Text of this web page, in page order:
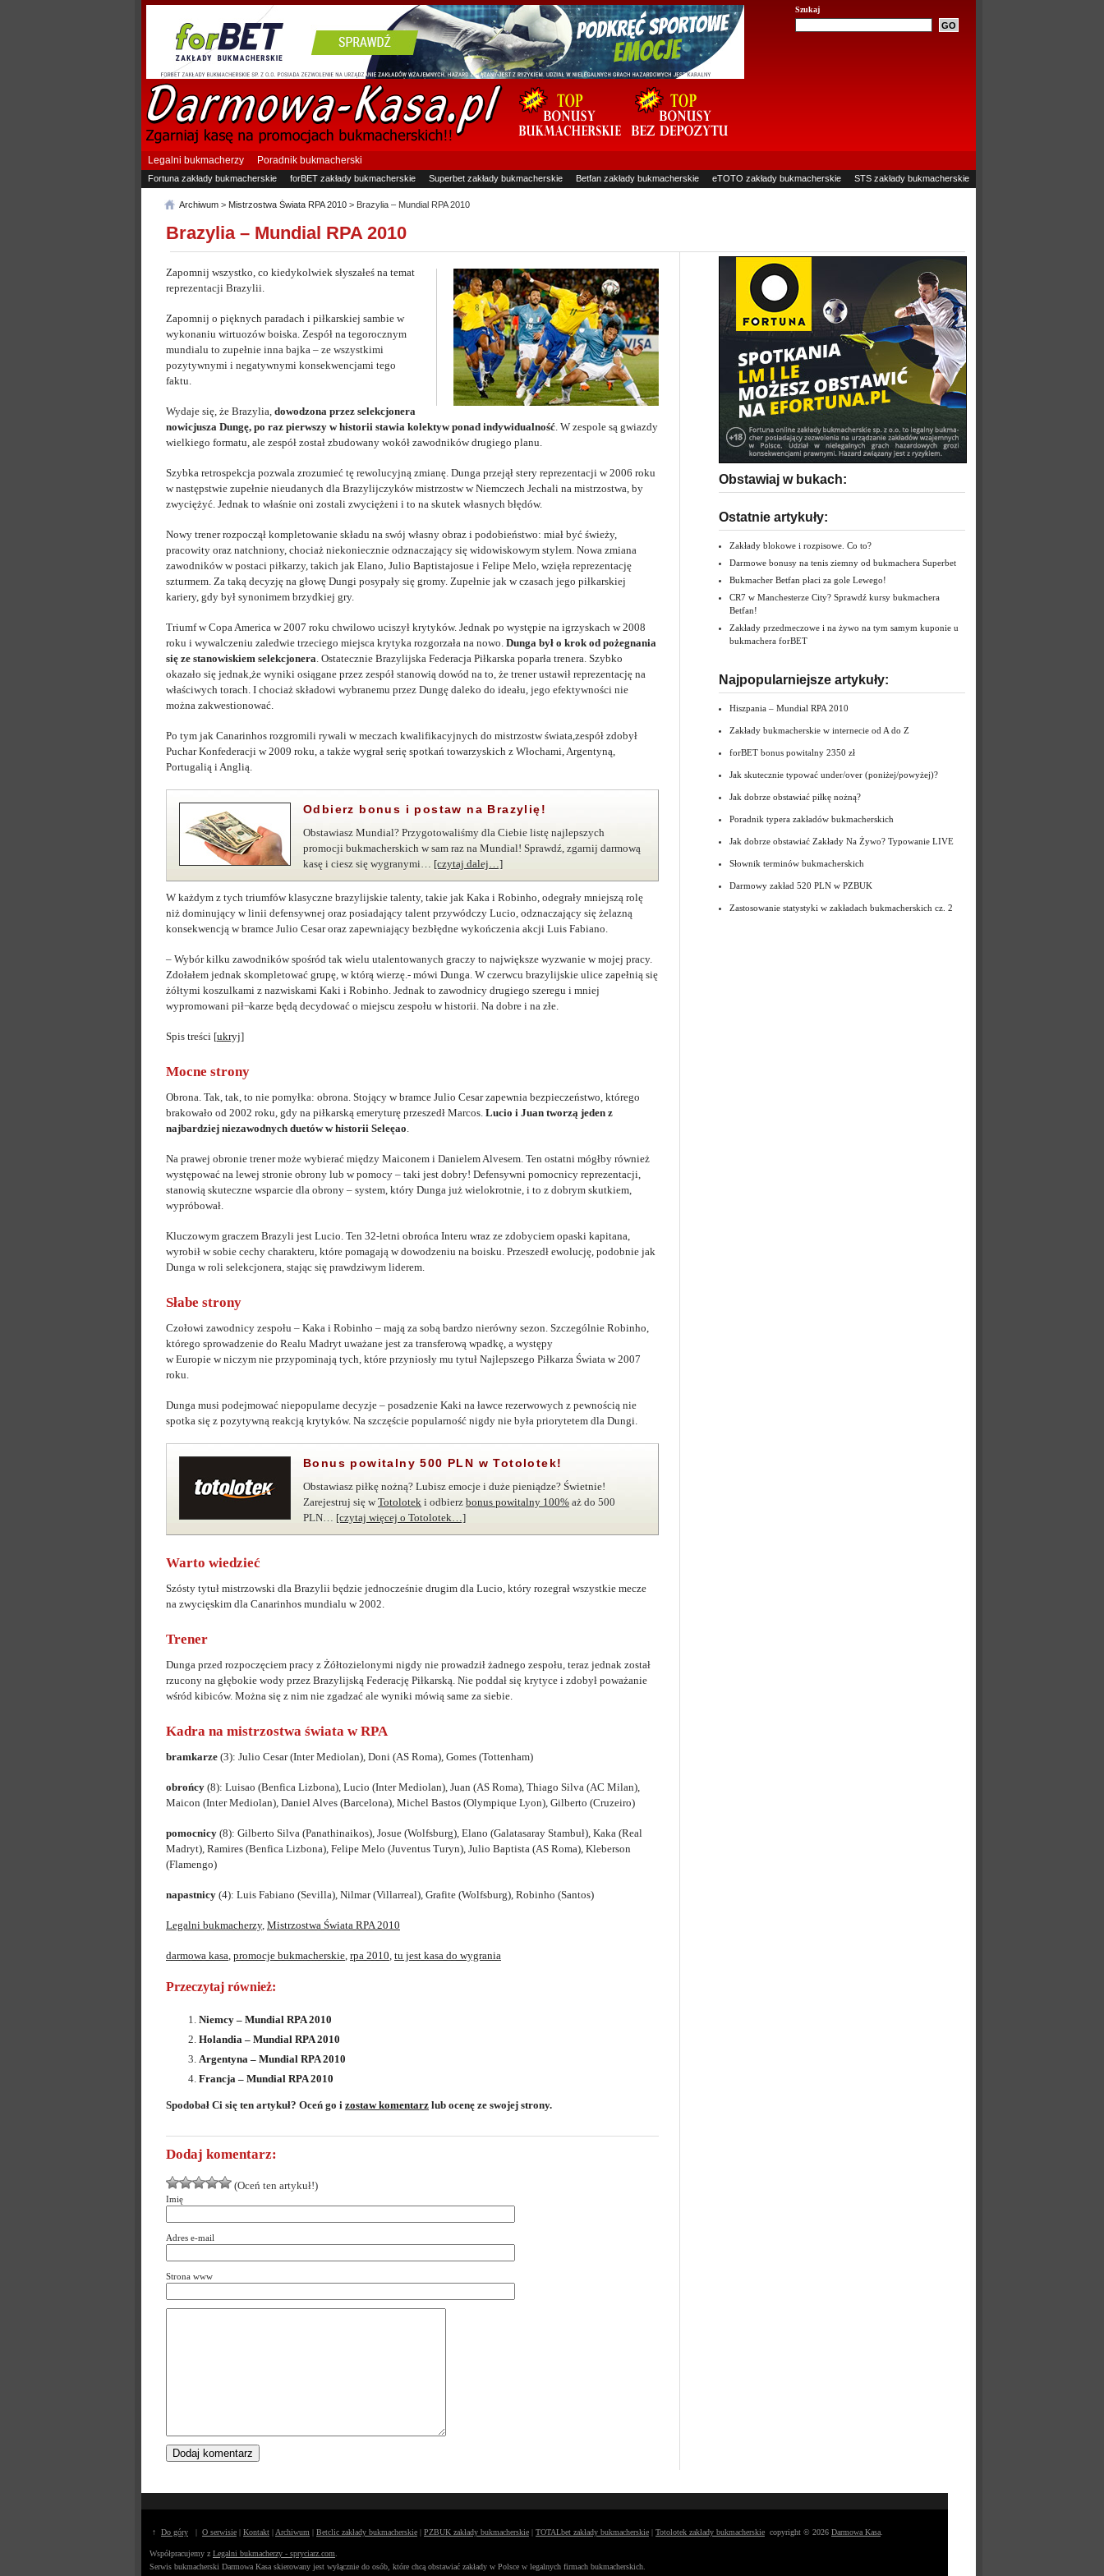
Szukaj
Legalni bukmacherzy Poradnik bukmacherski
Fortuna zakłady bukmacherskie forBET zakłady bukmacherskie Superbet zakłady bukmacherskie Betfan zakłady bukmacherskie eTOTO zakłady bukmacherskie STS zakłady bukmacherskie
Archiwum > Mistrzostwa Świata RPA 2010 > Brazylia – Mundial RPA 2010
Brazylia – Mundial RPA 2010
Zapomnij wszystko, co kiedykolwiek słyszałeś na temat
reprezentacji Brazylii.
Zapomnij o pięknych paradach i piłkarskiej sambie w
wykonaniu wirtuozów boiska. Zespół na tegorocznym
mundialu to zupełnie inna bajka – ze wszystkimi
pozytywnymi i negatywnymi konsekwencjami tego
faktu.
Wydaje się, że Brazylia, dowodzona przez selekcjonera
nowicjusza Dungę, po raz pierwszy w historii stawia kolektyw ponad indywidualność. W zespole są gwiazdy
wielkiego formatu, ale zespół został zbudowany wokół zawodników drugiego planu.
Szybka retrospekcja pozwala zrozumieć tę rewolucyjną zmianę. Dunga przejął stery reprezentacji w 2006 roku
w następstwie zupełnie nieudanych dla Brazylijczyków mistrzostw w Niemczech Jechali na mistrzostwa, by
zwyciężyć. Jednak to właśnie oni zostali zwyciężeni i to na skutek własnych błędów.
Nowy trener rozpoczął kompletowanie składu na swój własny obraz i podobieństwo: miał być świeży,
pracowity oraz natchniony, chociaż niekoniecznie odznaczający się widowiskowym stylem. Nowa zmiana
zawodników w postaci piłkarzy, takich jak Elano, Julio Baptistajosue i Felipe Melo, wzięła reprezentację
szturmem. Za taką decyzję na głowę Dungi posypały się gromy. Zupełnie jak w czasach jego piłkarskiej
kariery, gdy był synonimem brzydkiej gry.
Triumf w Copa America w 2007 roku chwilowo uciszył krytyków. Jednak po występie na igrzyskach w 2008
roku i wywalczeniu zaledwie trzeciego miejsca krytyka rozgorzała na nowo. Dunga był o krok od pożegnania
się ze stanowiskiem selekcjonera. Ostatecznie Brazylijska Federacja Piłkarska poparła trenera. Szybko
okazało się jednak,że wyniki osiągane przez zespół stanowią dowód na to, że trener ustawił reprezentację na
właściwych torach. I chociaż składowi wybranemu przez Dungę daleko do ideału, jego efektywności nie
można zakwestionować.
Po tym jak Canarinhos rozgromili rywali w meczach kwalifikacyjnych do mistrzostw świata,zespół zdobył
Puchar Konfederacji w 2009 roku, a także wygrał serię spotkań towarzyskich z Włochami, Argentyną,
Portugalią i Anglią.
Odbierz bonus i postaw na Brazylię!
Obstawiasz Mundial? Przygotowaliśmy dla Ciebie listę najlepszych
promocji bukmacherskich w sam raz na Mundial! Sprawdź, zgarnij darmową
kasę i ciesz się wygranymi… [czytaj dalej…]
W każdym z tych triumfów klasyczne brazylijskie talenty, takie jak Kaka i Robinho, odegrały mniejszą rolę
niż dominujący w linii defensywnej oraz posiadający talent przywódczy Lucio, odznaczający się żelazną
konsekwencją w bramce Julio Cesar oraz zapewniający bezbłędne wykończenia akcji Luis Fabiano.
– Wybór kilku zawodników spośród tak wielu utalentowanych graczy to największe wyzwanie w mojej pracy.
Zdołałem jednak skompletować grupę, w którą wierzę.- mówi Dunga. W czerwcu brazylijskie ulice zapełnią się
żółtymi koszulkami z nazwiskami Kaki i Robinho. Jednak to zawodnicy drugiego szeregu i mniej
wypromowani pił¬karze będą decydować o miejscu zespołu w historii. Na dobre i na złe.
Spis treści [ukryj]
Mocne strony
Obrona. Tak, tak, to nie pomyłka: obrona. Stojący w bramce Julio Cesar zapewnia bezpieczeństwo, którego
brakowało od 2002 roku, gdy na piłkarską emeryturę przeszedł Marcos. Lucio i Juan tworzą jeden z
najbardziej niezawodnych duetów w historii Seleęao.
Na prawej obronie trener może wybierać między Maiconem i Danielem Alvesem. Ten ostatni mógłby również
występować na lewej stronie obrony lub w pomocy – taki jest dobry! Defensywni pomocnicy reprezentacji,
stanowią skuteczne wsparcie dla obrony – system, który Dunga już wielokrotnie, i to z dobrym skutkiem,
wypróbował.
Kluczowym graczem Brazyli jest Lucio. Ten 32-letni obrońca Interu wraz ze zdobyciem opaski kapitana,
wyrobił w sobie cechy charakteru, które pomagają w dowodzeniu na boisku. Przeszedł ewolucję, podobnie jak
Dunga w roli selekcjonera, stając się prawdziwym liderem.
Słabe strony
Czołowi zawodnicy zespołu – Kaka i Robinho – mają za sobą bardzo nierówny sezon. Szczególnie Robinho,
którego sprowadzenie do Realu Madryt uważane jest za transferową wpadkę, a występy
w Europie w niczym nie przypominają tych, które przyniosły mu tytuł Najlepszego Piłkarza Świata w 2007
roku.
Dunga musi podejmować niepopularne decyzje – posadzenie Kaki na ławce rezerwowych z pewnością nie
spotka się z pozytywną reakcją krytyków. Na szczęście popularność nigdy nie była priorytetem dla Dungi.
Bonus powitalny 500 PLN w Totolotek!
Obstawiasz piłkę nożną? Lubisz emocje i duże pieniądze? Świetnie!
Zarejestruj się wTotolotek i odbierz bonus powitalny 100% aż do 500
PLN… [czytaj więcej o Totolotek…]
Warto wiedzieć
Szósty tytuł mistrzowski dla Brazylii będzie jednocześnie drugim dla Lucio, który rozegrał wszystkie mecze
na zwycięskim dla Canarinhos mundialu w 2002.
Trener
Dunga przed rozpoczęciem pracy z Żółtozielonymi nigdy nie prowadził żadnego zespołu, teraz jednak został
rzucony na głębokie wody przez Brazylijską Federację Piłkarską. Nie poddał się krytyce i zdobył poważanie
wśród kibiców. Można się z nim nie zgadzać ale wyniki mówią same za siebie.
Kadra na mistrzostwa świata w RPA
bramkarze (3): Julio Cesar (Inter Mediolan), Doni (AS Roma), Gomes (Tottenham)
obrońcy (8): Luisao (Benfica Lizbona), Lucio (Inter Mediolan), Juan (AS Roma), Thiago Silva (AC Milan),
Maicon (Inter Mediolan), Daniel Alves (Barcelona), Michel Bastos (Olympique Lyon), Gilberto (Cruzeiro)
pomocnicy (8): Gilberto Silva (Panathinaikos), Josue (Wolfsburg), Elano (Galatasaray Stambuł), Kaka (Real
Madryt), Ramires (Benfica Lizbona), Felipe Melo (Juventus Turyn), Julio Baptista (AS Roma), Kleberson
(Flamengo)
napastnicy (4): Luis Fabiano (Sevilla), Nilmar (Villarreal), Grafite (Wolfsburg), Robinho (Santos)
Legalni bukmacherzy, Mistrzostwa Świata RPA 2010
darmowa kasa, promocje bukmacherskie, rpa 2010, tu jest kasa do wygrania
Przeczytaj również:
Niemcy – Mundial RPA 2010
Holandia – Mundial RPA 2010
Argentyna – Mundial RPA 2010
Francja – Mundial RPA 2010
Spodobał Ci się ten artykuł? Oceń go i zostaw komentarz lub ocenę ze swojej strony.
Dodaj komentarz:
(Oceń ten artykuł!)
Imię
Adres e-mail
Strona www
Obstawiaj w bukach:
Ostatnie artykuły:
Zakłady blokowe i rozpisowe. Co to?
Darmowe bonusy na tenis ziemny od bukmachera Superbet
Bukmacher Betfan płaci za gole Lewego!
CR7 w Manchesterze City? Sprawdź kursy bukmachera
Betfan!
Zakłady przedmeczowe i na żywo na tym samym kuponie u
bukmachera forBET
Najpopularniejsze artykuły:
Hiszpania – Mundial RPA 2010
Zakłady bukmacherskie w internecie od A do Z
forBET bonus powitalny 2350 zł
Jak skutecznie typować under/over (poniżej/powyżej)?
Jak dobrze obstawiać piłkę nożną?
Poradnik typera zakładów bukmacherskich
Jak dobrze obstawiać Zakłady Na Żywo? Typowanie LIVE
Słownik terminów bukmacherskich
Darmowy zakład 520 PLN w PZBUK
Zastosowanie statystyki w zakładach bukmacherskich cz. 2
↑ Do góry | O serwisie | Kontakt | Archiwum | Betclic zakłady bukmacherskie | PZBUK zakłady bukmacherskie | TOTALbet zakłady bukmacherskie | Totolotek zakłady bukmacherskie copyright © 2026 Darmowa Kasa
Współpracujemy z Legalni bukmacherzy - spryciarz.com
Serwis bukmacherski Darmowa Kasa skierowany jest wyłącznie do osób, które chcą obstawiać zakłady w Polsce w legalnych firmach bukmacherskich.